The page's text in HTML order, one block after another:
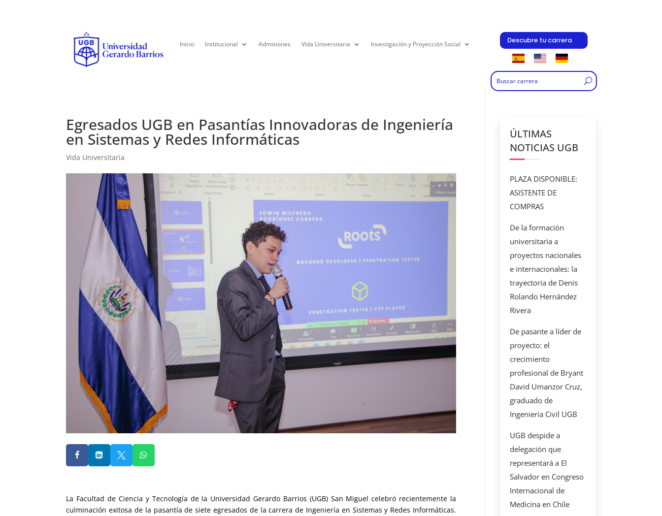
Inicio Institucional Admisiones Vida Universitaria Investigación y Proyección Social Descubre tu carrera
Egresados UGB en Pasantías Innovadoras de Ingeniería
en Sistemas y Redes Informáticas
Vida Universitaria
   
La Facultad de Ciencia y Tecnología de la Universidad Gerardo Barrios (UGB) San Miguel celebró recientemente la
culminación exitosa de la pasantía de siete egresados de la carrera de Ingeniería en Sistemas y Redes Informáticas.
ÚLTIMAS
NOTICIAS UGB
PLAZA DISPONIBLE:
ASISTENTE DE
COMPRAS
De la formación
universitaria a
proyectos nacionales
e internacionales: la
trayectoria de Denis
Rolando Hernández
Rivera
De pasante a líder de
proyecto: el
crecimiento
profesional de Bryant
David Umanzor Cruz,
graduado de
Ingeniería Civil UGB
UGB despide a
delegación que
representará a El
Salvador en Congreso
Internacional de
Medicina en Chile